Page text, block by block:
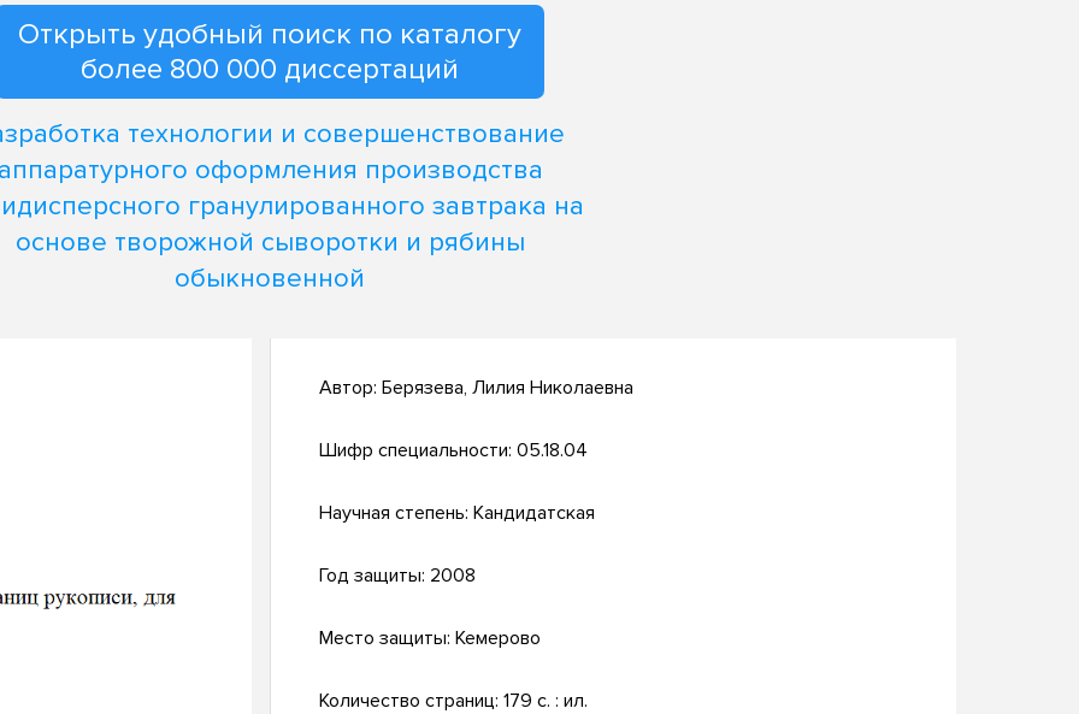
Открыть удобный поиск по каталогу
более 800 000 диссертаций
технологии и совершенствование
оформления производства
гранулированного завтрака на
основе творожной сыворотки и рябины
обыкновенной
Автор: Берязева, Лилия Николаевна
Шифр специальности: 05.18.04
Научная степень: Кандидатская
Год защиты: 2008
Место защиты: Кемерово
Количество страниц: 179 с. : ил.